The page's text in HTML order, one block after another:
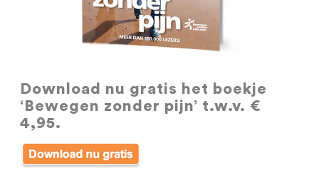
Download nu gratis het boekje
‘Bewegen zonder pijn’ t.w.v. €
4,95.